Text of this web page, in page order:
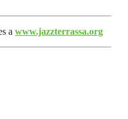
a www.jazzterrassa.org